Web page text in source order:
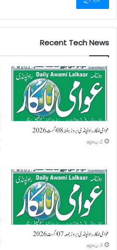
Recent Tech News
عوامی للکار راولپنڈی بروز ہفتہ 08 اگست 2026
2 دن ago
عوامی للکار راولپنڈی بروز جمعہ 07 اگست 2026
3 دن ago